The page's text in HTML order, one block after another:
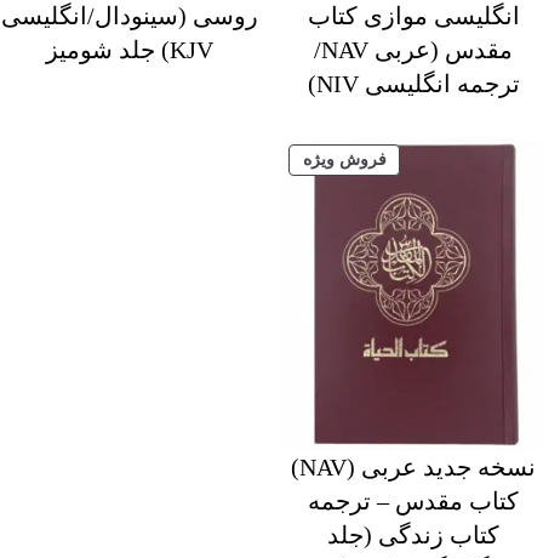
انگلیسی موازی کتاب
مقدس (عربی NAV/
ترجمه انگلیسی NIV)
روسی (سینودال/انگلیسی
KJV) جلد شومیز
فروش ویژه
تخفیف
نسخه جدید عربی (NAV)
کتاب مقدس – ترجمه
کتاب زندگی (جلد